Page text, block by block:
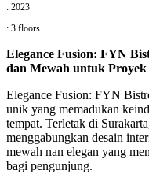
: 2023
: 3 floors
Elegance Fusion: FYN
dan Mewah untuk Proyek
Elegance Fusion: FYN
unik yang memadukan
tempat. Terletak di
menggabungkan desain
mewah nan elegan yang
bagi pengunjung.